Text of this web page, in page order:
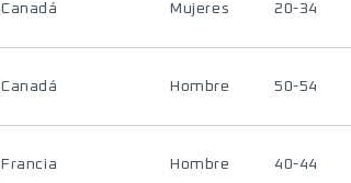
Canadá Mujeres 20-34
Canadá Hombre 50-54
Francia Hombre 40-44